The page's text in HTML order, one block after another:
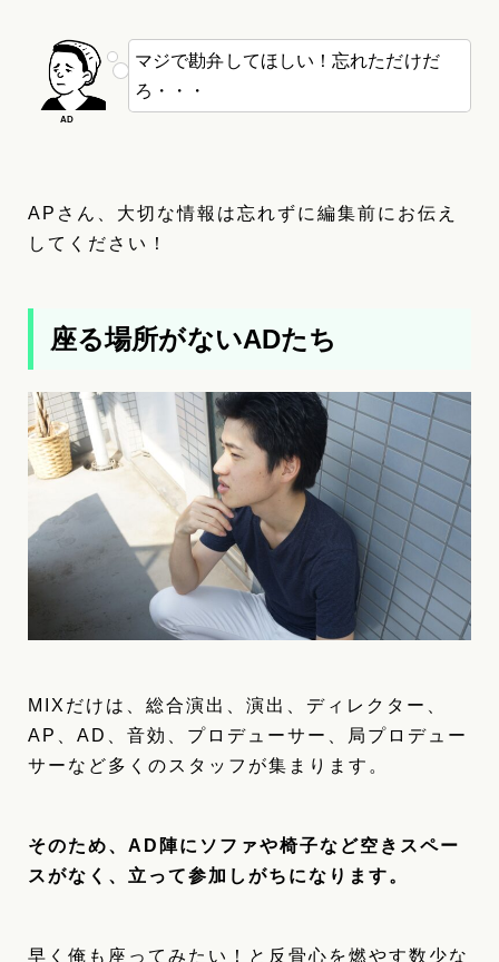
マジで勘弁してほしい！忘れただけだ
ろ・・・
APさん、大切な情報は忘れずに編集前にお伝え
してください！
座る場所がないADたち
MIXだけは、総合演出、演出、ディレクター、
AP、AD、音効、プロデューサー、局プロデュー
サーなど多くのスタッフが集まります。
そのため、AD陣にソファや椅子など空きスペー
スがなく、立って参加しがちになります。
早く俺も座ってみたい！と反骨心を燃やす数少な